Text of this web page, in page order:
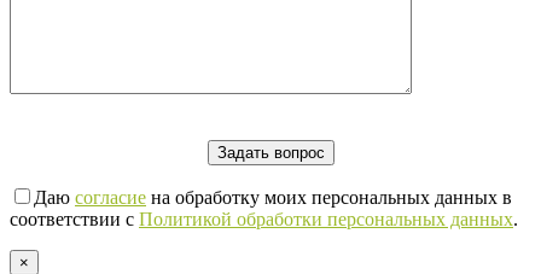
Даю согласие на обработку моих персональных данных в
соответствии с Политикой обработки персональных данных.
×